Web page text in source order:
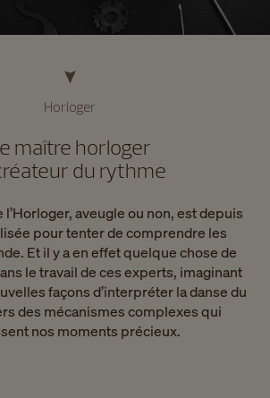
Horloger
maître horloger
du rythme
aveugle ou non, est depuis
pour tenter de comprendre les
Et il y a en effet quelque chose de
le travail de ces experts, imaginant
façons d’interpréter la danse du
des mécanismes complexes qui
nos moments précieux.